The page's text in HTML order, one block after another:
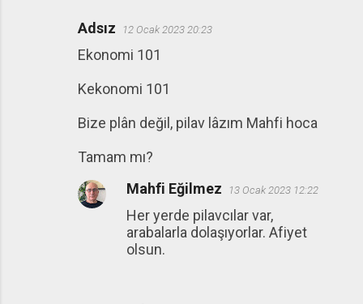
Adsız 12 Ocak 2023 20:23
Ekonomi 101
Kekonomi 101
Bize plân değil, pilav lâzım Mahfi hoca
Tamam mı?
Mahfi Eğilmez 13 Ocak 2023 12:22
Her yerde pilavcılar var,
arabalarla dolaşıyorlar. Afiyet
olsun.